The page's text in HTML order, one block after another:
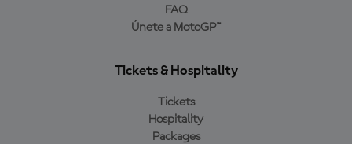
FAQ
Únete a MotoGP™
Tickets & Hospitality
Tickets
Hospitality
Packages